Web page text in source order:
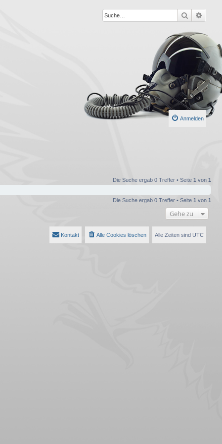
Suche
Anmelden
Die Suche ergab 0 Treffer • Seite 1 von 1
Die Suche ergab 0 Treffer • Seite 1 von 1
Gehe zu
Alle Zeiten sind UTC
Alle Cookies löschen
Kontakt